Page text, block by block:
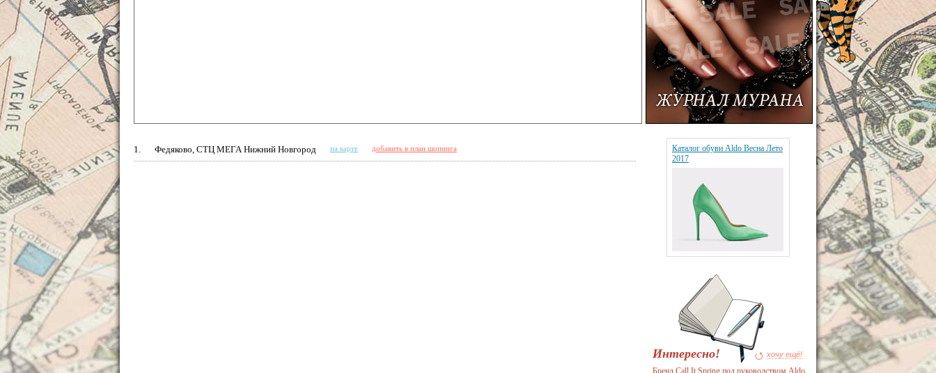
1. Федяково, СТЦ МЕГА Нижний Новгород на карте добавить в план шопинга
Каталог обуви Aldo Весна Лето
2017
Интересно! хочу ещё!
Бренд Call It Spring под руководством Aldo